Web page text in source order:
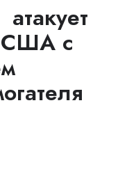
США с